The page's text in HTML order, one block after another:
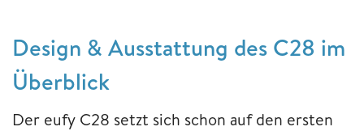
Design & Ausstattung des C28 im
Überblick
Der eufy C28 setzt sich schon auf den ersten